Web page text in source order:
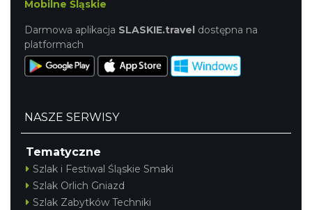
Mobilne Śląskie
Darmowa aplikacja SLASKIE.travel dostępna na
platformach
NASZE SERWISY
Tematyczne
Szlak i Festiwal Śląskie Smaki
Szlak Orlich Gniazd
Szlak Zabytków Techniki